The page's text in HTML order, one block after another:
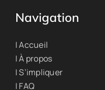
Navigation
| Accueil
| À propos
| S’impliquer
| FAQ